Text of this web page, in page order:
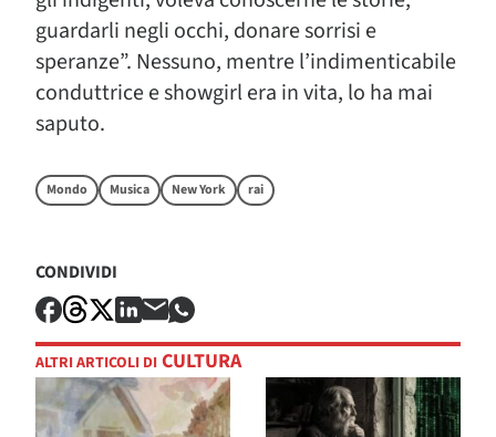
guardarli negli occhi, donare sorrisi e
speranze”. Nessuno, mentre l’indimenticabile
conduttrice e showgirl era in vita, lo ha mai
saputo.
Mondo Musica New York rai
CONDIVIDI
ALTRI ARTICOLI DI CULTURA